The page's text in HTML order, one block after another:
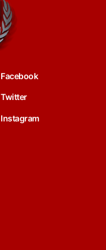
Facebook
Twitter
Instagram